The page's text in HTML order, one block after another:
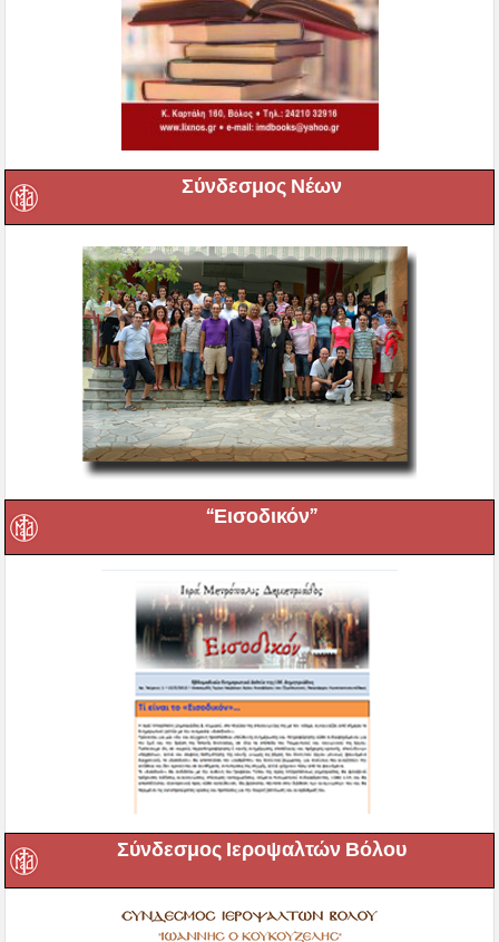
Σύνδεσμος Νέων
“Εισοδικόν”
Σύνδεσμος Ιεροψαλτών Βόλου